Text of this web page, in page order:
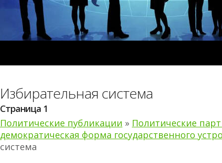
Избирательная система
Страница 1
Политические публикации » Политические
демократическая форма государственного
система